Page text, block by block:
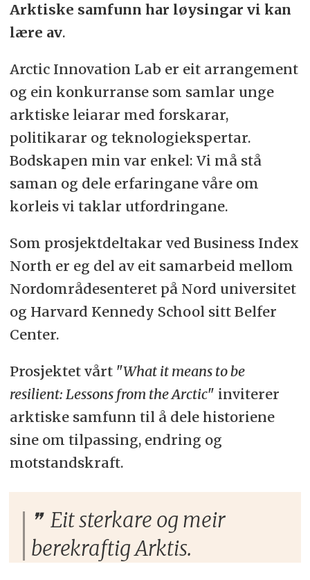
Arktiske samfunn har løysingar vi kan
lære av.
Arctic Innovation Lab er eit arrangement
og ein konkurranse som samlar unge
arktiske leiarar med forskarar,
politikarar og teknologiekspertar.
Bodskapen min var enkel: Vi må stå
saman og dele erfaringane våre om
korleis vi taklar utfordringane.
Som prosjektdeltakar ved Business Index
North er eg del av eit samarbeid mellom
Nordområdesenteret på Nord universitet
og Harvard Kennedy School sitt Belfer
Center.
Prosjektet vårt "What it means to be
resilient: Lessons from the Arctic" inviterer
arktiske samfunn til å dele historiene
sine om tilpassing, endring og
motstandskraft.
Eit sterkare og meir
berekraftig Arktis.